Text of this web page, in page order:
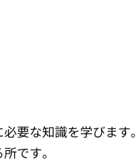
要な知識を学びます。
です。